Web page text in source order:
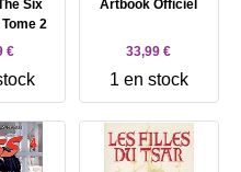
Six
2
€
Artbook Officiel
33,99 €
1 en stock